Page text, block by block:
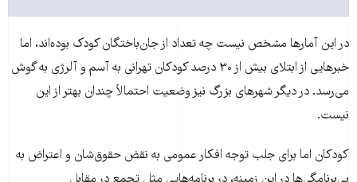
در این آمار‌ها مشخص نیست چه تعداد از جان‌باختگان کودک بوده‌اند، اما
خبر‌هایی از ابتلای بیش از ۳۰ درصد کودکان تهرانی به آسم و آلرژی به گوش
می‌رسد. در دیگر شهرهای بزرگ نیز وضعیت احتمالاً چندان بهتر از این
نیست.
کودکان اما برای جلب توجه افکار عمومی به نقض حقوق‌شان و اعتراض به